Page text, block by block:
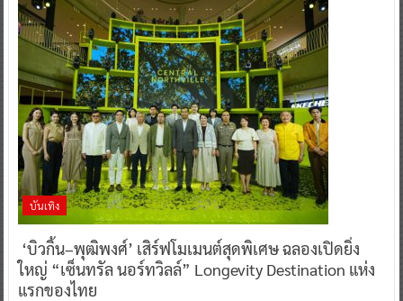
บันเทิง
‘บิวกิ้น–พุฒิพงศ์’ เสิร์ฟโมเมนต์สุดพิเศษ ฉลองเปิดยิ่ง
ใหญ่ “เซ็นทรัล นอร์ทวิลล์” Longevity Destination แห่ง
แรกของไทย